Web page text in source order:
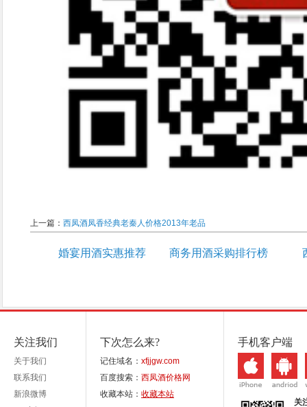
上一篇： 西凤酒凤香经典老秦人价格2013年老品
婚宴用酒实惠推荐 商务用酒采购排行榜
关注我们
关于我们
联系我们
新浪微博
下次怎么来?
记住域名： xfjjgw.com
百度搜索： 西凤酒价格网
收藏本站： 收藏本站
手机客户端
关